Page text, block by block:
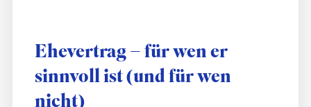
Ehevertrag – für wen er
sinnvoll ist (und für wen
nicht)